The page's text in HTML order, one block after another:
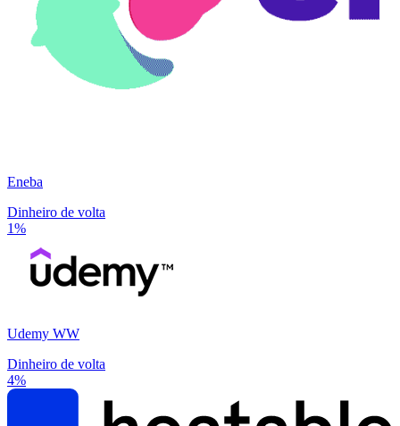
Eneba
Dinheiro de volta
1%
Udemy WW
Dinheiro de volta
4%